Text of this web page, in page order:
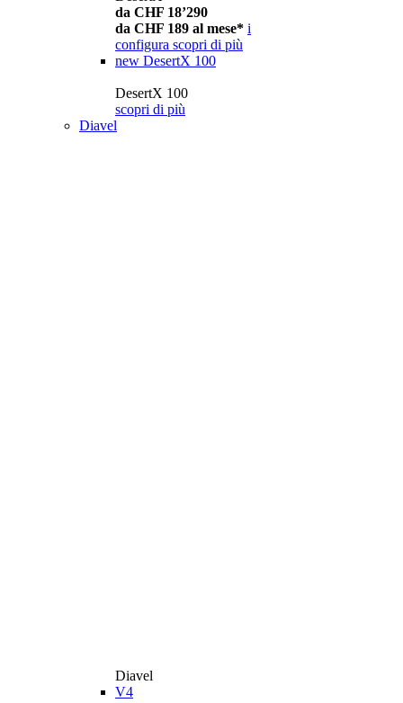
da CHF 18’290
da CHF 189 al mese* i
configura scopri di più
new DesertX 100
DesertX 100
scopri di più
Diavel
Diavel
V4